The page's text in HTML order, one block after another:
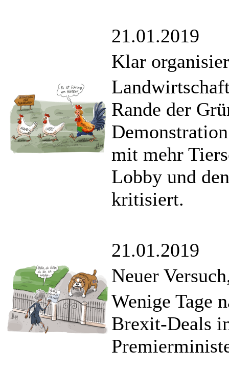
21.01.2019
Klar
Rande der
mit mehr
Lobby und
kritisiert.
21.01.2019
Neuer
Wenige Tage
Brexit-Deals